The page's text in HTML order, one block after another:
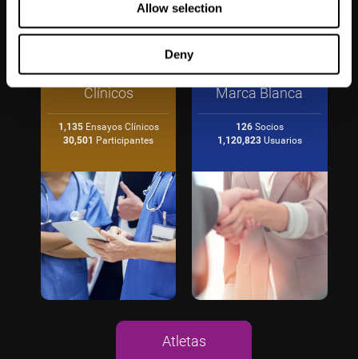
Allow selection
Deny
Ensayos
Clínicos
1,135Ensayos Clínicos
30,501 Participantes
Soluciones en
Marca Blanca
126Socios
1,120,823Usuarios
Atletas